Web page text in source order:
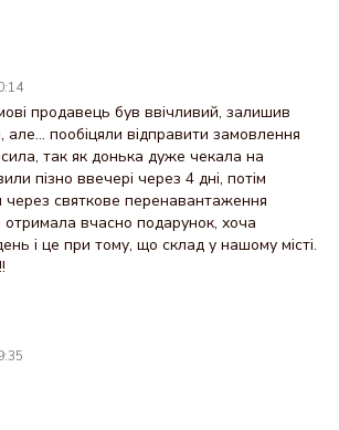
продавець був ввічливий, залишив
пообіцяли відправити замовлення
так як донька дуже чекала на
пізно ввечері через 4 дні, потім
через святкове перенавантаження
вчасно подарунок, хоча
і це при тому, що склад у нашому місті.